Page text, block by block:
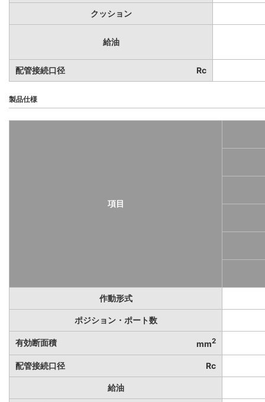
クッション
給油
配管接続口径 Rc
製品仕様
項目
作動形式
ポジション・ポート数
有効断面積 mm2
配管接続口径 Rc
給油